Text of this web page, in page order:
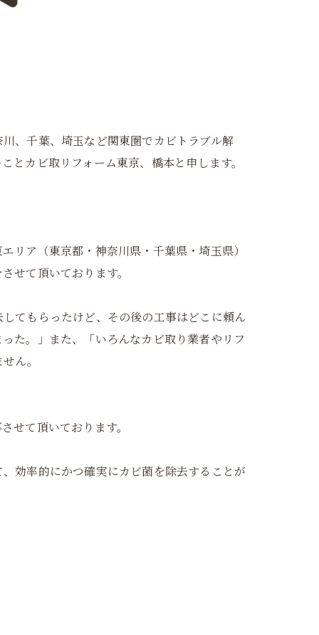
、千葉、埼玉など関東圏でカビトラブル解
カビ取リフォーム東京、橋本と申します。
リア（東京都・神奈川県・千葉県・埼玉県）
せて頂いております。
てもらったけど、その後の工事はどこに頼ん
た。」また、「いろんなカビ取り業者やリフ
ん。
せて頂いております。
効率的にかつ確実にカビ菌を除去することが